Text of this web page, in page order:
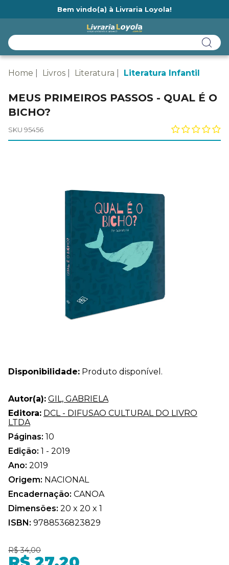
Bem vindo(a) à Livraria Loyola!
Home Livros Literatura Literatura Infantil
MEUS PRIMEIROS PASSOS - QUAL É O
BICHO?
SKU 95456
Disponibilidade: Produto disponível.
Autor(a): GIL, GABRIELA
Editora: DCL - DIFUSAO CULTURAL DO LIVRO
LTDA
Páginas: 10
Edição: 1 - 2019
Ano: 2019
Origem: NACIONAL
Encadernação: CANOA
Dimensões: 20 x 20 x 1
ISBN: 9788536823829
R$ 34,00